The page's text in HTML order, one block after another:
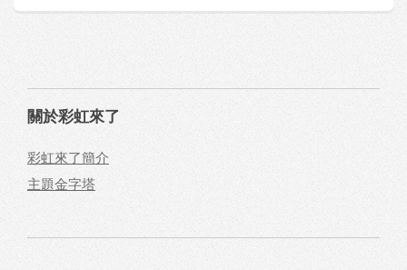
關於彩虹來了
彩虹來了簡介
主題金字塔